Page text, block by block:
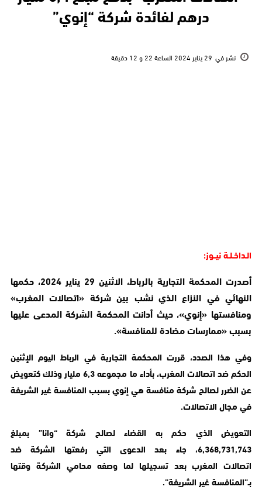
درهم لفائدة شركة “إنوي”
نشر في 29 يناير 2024 الساعة 22 و 12 دقيقة
الـداخـلـة نيــوز:
أصدرت المحكمة التجارية بالرباط، الاثنين 29 يناير 2024، حكمها
النهائي في النزاع الذي نشب بين شركة «اتصالات المغرب»
ومنافستها «إنوي»، حيث أدانت المحكمة الشركة المدعى عليها
بسبب «ممارسات مضادة للمنافسة».
وفي هذا الصدد، قررت المحكمة التجارية في الرباط اليوم الإثنين
الحكم ضد اتصالات المغرب، بأداء ما مجموعه 6,3 مليار وذلك كتعويض
عن الضرر لصالح شركة منافسة هي إنوي بسبب المنافسة غير الشريفة
في مجال الاتصالات.
التعويض الذي حكم به القضاء لصالح شركة “وانا” بمبلغ
6,368,731,743، جاء بعد الدعوى التي رفعتها الشركة ضد
اتصالات المغرب بعد تسجيلها لما وصفه محامي الشركة وقتها
بـ”المنافسة غير الشريفة”.